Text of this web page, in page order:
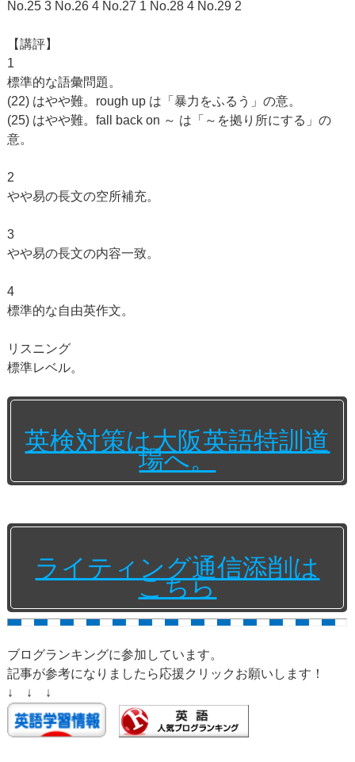
No.25 3 No.26 4 No.27 1 No.28 4 No.29 2
【講評】
1
標準的な語彙問題。
(22) はやや難。rough up は「暴力をふるう」の意。
(25) はやや難。fall back on ～ は「～を拠り所にする」の
意。
2
やや易の長文の空所補充。
3
やや易の長文の内容一致。
4
標準的な自由英作文。
リスニング
標準レベル。
英検対策は大阪英語特訓道
場へ。
ライティング通信添削は
こちら
ブログランキングに参加しています。
記事が参考になりましたら応援クリックお願いします！
↓ ↓ ↓